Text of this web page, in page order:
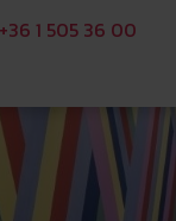
+36 1 505 36 00